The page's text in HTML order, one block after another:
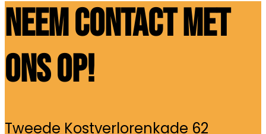
Neem contact met
ons op!
Tweede Kostverlorenkade 62